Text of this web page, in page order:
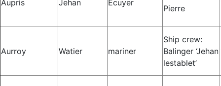
Aupris Jehan Ecuyer
Pierre
Aurroy Watier mariner
Ship crew:
Balinger ‘Jehan
lestablet’